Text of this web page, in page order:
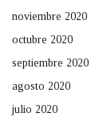
noviembre 2020
octubre 2020
septiembre 2020
agosto 2020
julio 2020